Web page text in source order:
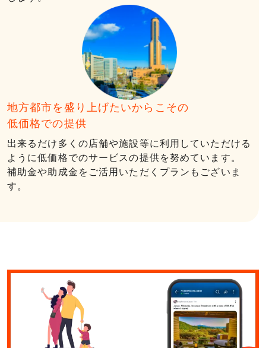
地⽅都市を盛り上げたいからこその
低価格での提供
出来るだけ多くの店舗や施設等に利⽤していただける
ように低価格でのサービスの提供を努めています。
補助⾦や助成⾦をご活⽤いただくプランもございま
す。